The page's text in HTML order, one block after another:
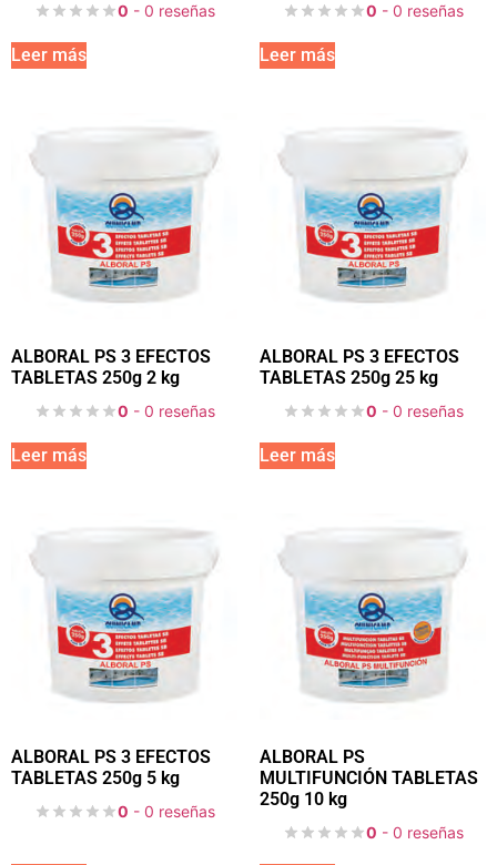
0 - 0 reseñas
Leer más
0 - 0 reseñas
Leer más
ALBORAL PS 3 EFECTOS
TABLETAS 250g 2 kg
0 - 0 reseñas
Leer más
ALBORAL PS 3 EFECTOS
TABLETAS 250g 25 kg
0 - 0 reseñas
Leer más
ALBORAL PS 3 EFECTOS
TABLETAS 250g 5 kg
0 - 0 reseñas
ALBORAL PS
MULTIFUNCIÓN TABLETAS
250g 10 kg
0 - 0 reseñas